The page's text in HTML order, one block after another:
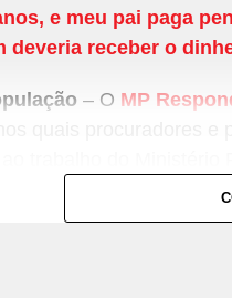
e meu pai paga
deveria receber o
– O MP